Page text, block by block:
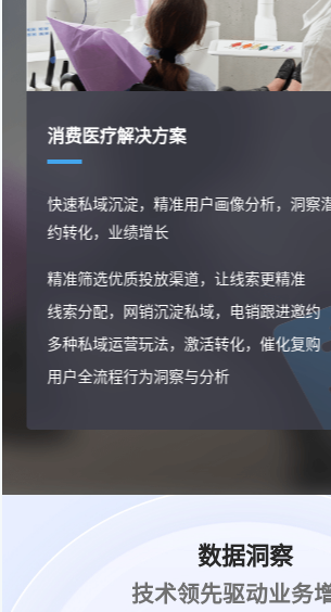
消费医疗解决方案
快速私域沉淀，精准用户画像分析，洞察
约转化，业绩增长
精准筛选优质投放渠道，让线索更精准
线索分配，网销沉淀私域，电销跟进邀约
多种私域运营玩法，激活转化，催化复购
用户全流程行为洞察与分析
数据洞察
技术领先驱动业务